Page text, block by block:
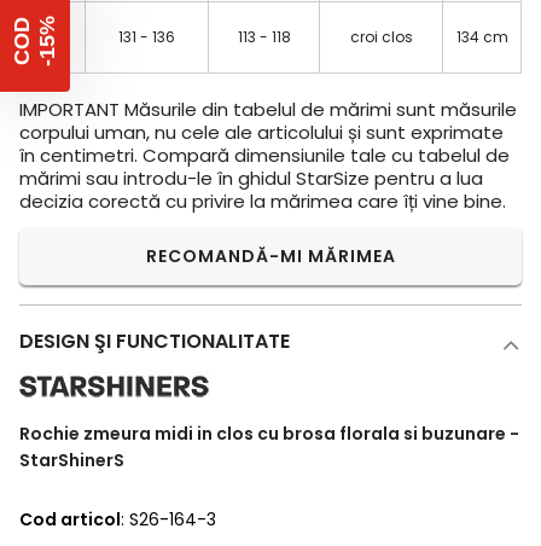
54
(7XL)
131 - 136 113 - 118 croi clos 134 cm
IMPORTANT Măsurile din tabelul de mărimi sunt măsurile
corpului uman, nu cele ale articolului și sunt exprimate
în centimetri. Compară dimensiunile tale cu tabelul de
mărimi sau introdu-le în ghidul StarSize pentru a lua
decizia corectă cu privire la mărimea care îți vine bine.
RECOMANDĂ-MI MĂRIMEA
DESIGN ŞI FUNCTIONALITATE
Rochie zmeura midi in clos cu brosa florala si buzunare -
StarShinerS
Cod articol: S26-164-3
C
O
D
-
1
5 %